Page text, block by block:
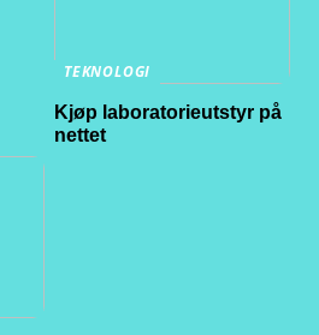
TEKNOLOGI
Kjøp laboratorieutstyr på
nettet